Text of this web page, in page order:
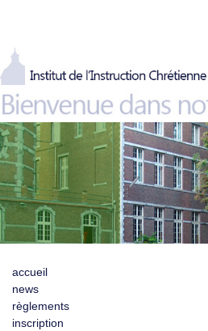
accueil
news
règlements
inscription